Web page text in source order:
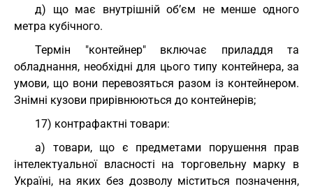
д) що має внутрішній об’єм не менше одного
метра кубічного.
Термін "контейнер" включає приладдя та
обладнання, необхідні для цього типу контейнера, за
умови, що вони перевозяться разом із контейнером.
Знімні кузови прирівнюються до контейнерів;
17) контрафактні товари:
а) товари, що є предметами порушення прав
інтелектуальної власності на торговельну марку в
Україні, на яких без дозволу міститься позначення,